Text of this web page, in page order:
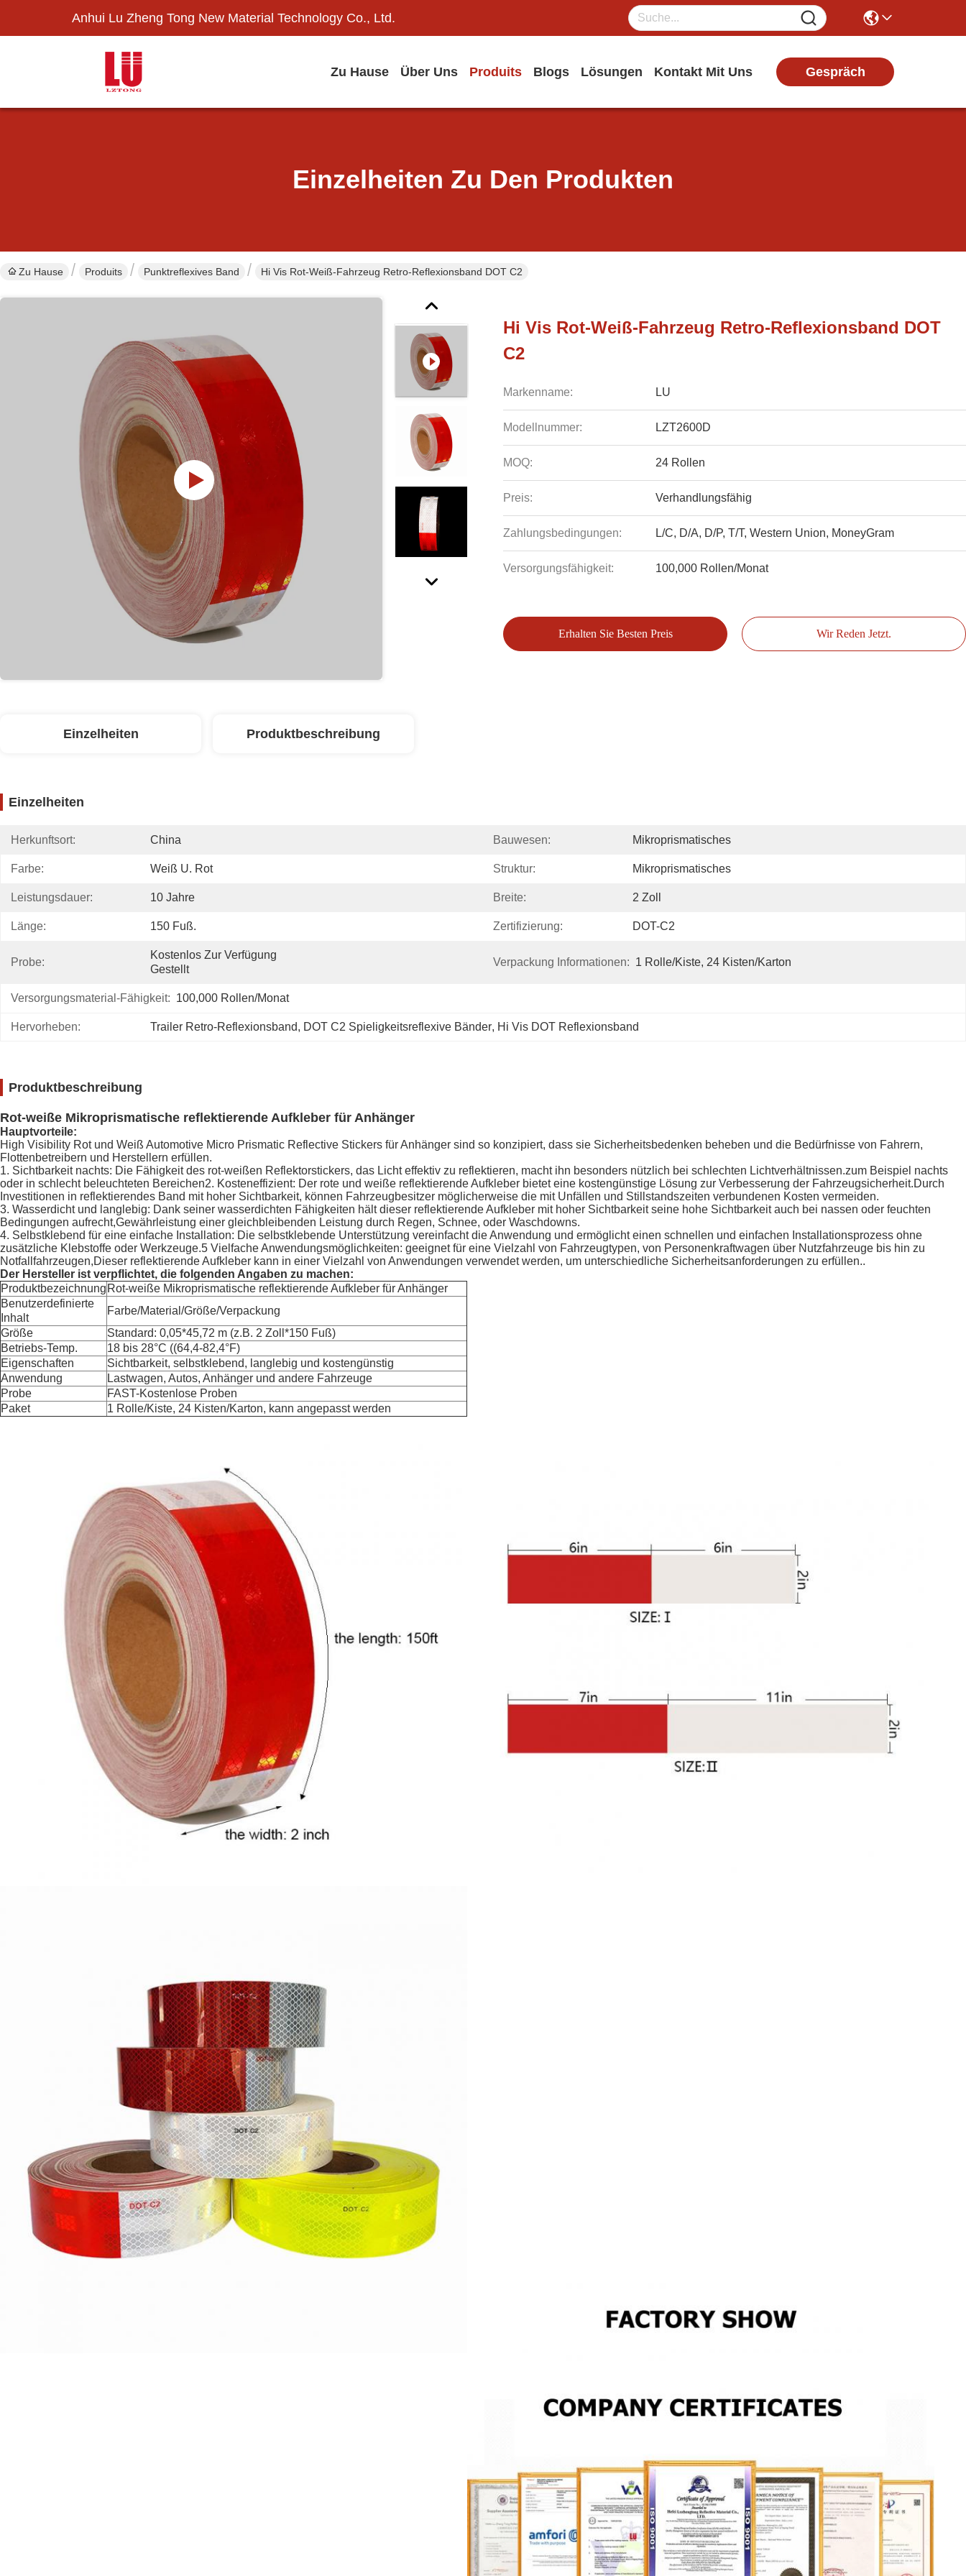
Anhui Lu Zheng Tong New Material Technology Co., Ltd.
Zu Hause Über Uns Produits Blogs Lösungen Kontakt Mit Uns Gespräch
Einzelheiten Zu Den Produkten
Zu Hause Produits Punktreflexives Band Hi Vis Rot-Weiß-Fahrzeug Retro-Reflexionsband DOT C2
Hi Vis Rot-Weiß-Fahrzeug Retro-Reflexionsband DOT
C2
Markenname: LU
Modellnummer: LZT2600D
MOQ: 24 Rollen
Preis: Verhandlungsfähig
Zahlungsbedingungen: L/C, D/A, D/P, T/T, Western Union, MoneyGram
Versorgungsfähigkeit: 100,000 Rollen/Monat
Erhalten Sie Besten Preis Wir Reden Jetzt.
Einzelheiten Produktbeschreibung
Einzelheiten
Herkunftsort: China Bauwesen: Mikroprismatisches
Farbe: Weiß U. Rot Struktur: Mikroprismatisches
Leistungsdauer: 10 Jahre Breite: 2 Zoll
Länge: 150 Fuß. Zertifizierung: DOT-C2
Probe:
Kostenlos Zur Verfügung
Gestellt
Verpackung Informationen: 1 Rolle/Kiste, 24 Kisten/Karton
Versorgungsmaterial-Fähigkeit: 100,000 Rollen/Monat
Hervorheben: Trailer Retro-Reflexionsband, DOT C2 Spieligkeitsreflexive Bänder, Hi Vis DOT Reflexionsband
Produktbeschreibung
Rot-weiße Mikroprismatische reflektierende Aufkleber für Anhänger
Hauptvorteile:
High Visibility Rot und Weiß Automotive Micro Prismatic Reflective Stickers für Anhänger sind so konzipiert, dass sie Sicherheitsbedenken beheben und die Bedürfnisse von Fahrern,
Flottenbetreibern und Herstellern erfüllen.
1. Sichtbarkeit nachts: Die Fähigkeit des rot-weißen Reflektorstickers, das Licht effektiv zu reflektieren, macht ihn besonders nützlich bei schlechten Lichtverhältnissen.zum Beispiel nachts
oder in schlecht beleuchteten Bereichen2. Kosteneffizient: Der rote und weiße reflektierende Aufkleber bietet eine kostengünstige Lösung zur Verbesserung der Fahrzeugsicherheit.Durch
Investitionen in reflektierendes Band mit hoher Sichtbarkeit, können Fahrzeugbesitzer möglicherweise die mit Unfällen und Stillstandszeiten verbundenen Kosten vermeiden.
3. Wasserdicht und langlebig: Dank seiner wasserdichten Fähigkeiten hält dieser reflektierende Aufkleber mit hoher Sichtbarkeit seine hohe Sichtbarkeit auch bei nassen oder feuchten
Bedingungen aufrecht,Gewährleistung einer gleichbleibenden Leistung durch Regen, Schnee, oder Waschdowns.
4. Selbstklebend für eine einfache Installation: Die selbstklebende Unterstützung vereinfacht die Anwendung und ermöglicht einen schnellen und einfachen Installationsprozess ohne
zusätzliche Klebstoffe oder Werkzeuge.5 Vielfache Anwendungsmöglichkeiten: geeignet für eine Vielzahl von Fahrzeugtypen, von Personenkraftwagen über Nutzfahrzeuge bis hin zu
Notfallfahrzeugen,Dieser reflektierende Aufkleber kann in einer Vielzahl von Anwendungen verwendet werden, um unterschiedliche Sicherheitsanforderungen zu erfüllen..
Der Hersteller ist verpflichtet, die folgenden Angaben zu machen:
Produktbezeichnung Rot-weiße Mikroprismatische reflektierende Aufkleber für Anhänger
Benutzerdefinierte
Inhalt
Farbe/Material/Größe/Verpackung
Größe
Standard: 0,05*45,72 m (z.B. 2 Zoll*150 Fuß)
Betriebs-Temp.
18 bis 28°C ((64,4-82,4°F)
Eigenschaften
Sichtbarkeit, selbstklebend, langlebig und kostengünstig
Anwendung
Lastwagen, Autos, Anhänger und andere Fahrzeuge
Probe
FAST-Kostenlose Proben
Paket
1 Rolle/Kiste, 24 Kisten/Karton, kann angepasst werden